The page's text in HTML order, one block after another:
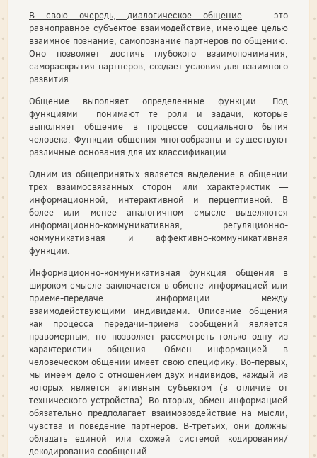
В свою очередь, диалогическое общение — это
равноправное субъектое взаимодействие, имеющее целью
взаимное познание, самопознание партнеров по общению.
Оно позволяет достичь глубокого взаимопонимания,
самораскрытия партнеров, создает условия для взаимного
развития.
Общение выполняет определенные функции. Под
функциями понимают те роли и задачи, которые
выполняет общение в процессе социального бытия
человека. Функции общения многообразны и существуют
различные основания для их классификации.
Одним из общепринятых является выделение в общении
трех взаимосвязанных сторон или характеристик —
информационной, интерактивной и перцептивной. В
более или менее аналогичном смысле выделяются
информационно-коммуникативная, регуляционно-
коммуникативная и аффективно-коммуникативная
функции.
Информационно-коммуникативная функция общения в
широком смысле заключается в обмене информацией или
приеме-передаче информации между
взаимодействующими индивидами. Описание общения
как процесса передачи-приема сообщений является
правомерным, но позволяет рассмотреть только одну из
характеристик общения. Обмен информацией в
человеческом общении имеет свою специфику. Во-первых,
мы имеем дело с отношением двух индивидов, каждый из
которых является активным субъектом (в отличие от
технического устройства). Во-вторых, обмен информацией
обязательно предполагает взаимовоздействие на мысли,
чувства и поведение партнеров. В-третьих, они должны
обладать единой или схожей системой кодирования/
декодирования сообщений.